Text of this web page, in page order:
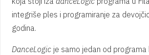
integriše ples i programiranje za
godina.
DanceLogic je samo jedan od programa